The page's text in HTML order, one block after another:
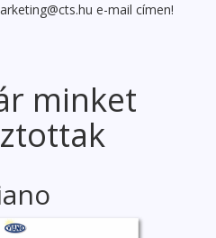
e-mail címen!
minket